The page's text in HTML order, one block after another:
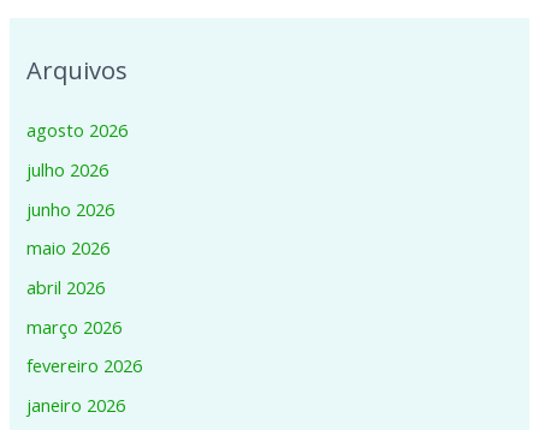
Arquivos
agosto 2026
julho 2026
junho 2026
maio 2026
abril 2026
março 2026
fevereiro 2026
janeiro 2026